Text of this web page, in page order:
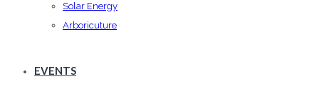
Solar Energy
Arboricuture
EVENTS